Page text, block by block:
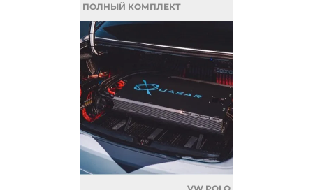
ПОЛНЫЙ КОМПЛЕКТ